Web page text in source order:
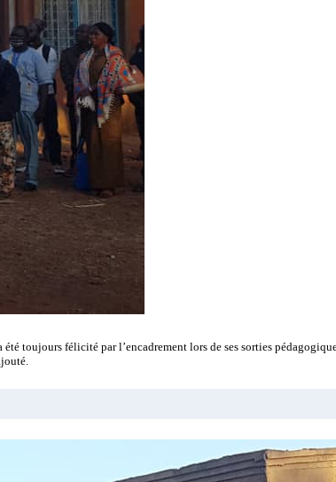
félicité par l’encadrement lors de ses sorties